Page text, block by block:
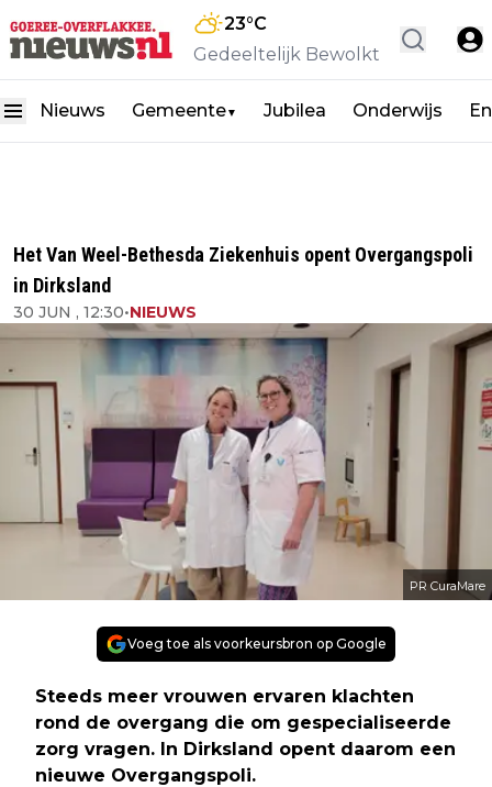
23°C
Gedeeltelijk Bewolkt
Nieuws Gemeente▼ Jubilea Onderwijs
Het Van Weel-Bethesda Ziekenhuis opent Overgangspoli
in Dirksland
30 JUN , 12:30•NIEUWS
PR CuraMare
Voeg toe als voorkeursbron op Google
Steeds meer vrouwen ervaren klachten
rond de overgang die om gespecialiseerde
zorg vragen. In Dirksland opent daarom een
nieuwe Overgangspoli.